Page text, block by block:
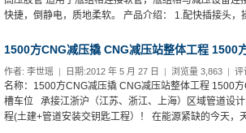
快捷，倒静电，质地柔软。 产品介绍： 1.配快插接头，
1500方CNG减压撬 CNG减压站整体工程 1500
作者: 李世瑶 | 日期:2012 年 5 月 27 日 | 浏览量 3,863 | 评
名称：1500方CNG减压撬 CNG减压站整体工程 1500
槽车位 承接江浙沪（江苏、浙江、上海）区域管道设
程(土建+管道安装交钥匙工程）！ 在能源紧缺的今天，